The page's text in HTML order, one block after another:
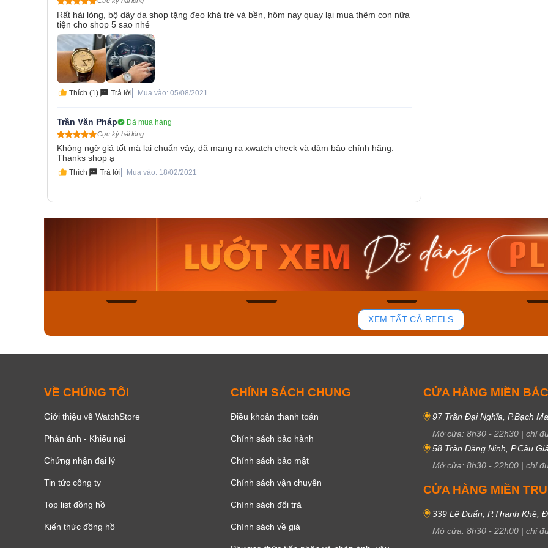
Rất hài lòng, bộ dây da shop tặng đeo khá trẻ và bền, hôm nay quay lại mua thêm con nữa
tiện cho shop 5 sao nhé
Thích (1) Trả lời Mua vào: 05/08/2021
Trần Văn Pháp Đã mua hàng
Cực kỳ hài lòng
Không ngờ giá tốt mà lại chuẩn vậy, đã mang ra xwatch check và đảm bảo chính hãng.
Thanks shop ạ
Thích Trả lời Mua vào: 18/02/2021
Casio Nam MTS-
115D-1AVDF
2.823.000₫
2.399.550₫
Mua ngay
37
Casio Nam MTS-
RS100L-1AVDF
4.276.000₫
3.634.600₫
Casio
230EL-
Mua
XEM TẤT CẢ REELS
VỀ CHÚNG TÔI
Giới thiệu về WatchStore
Phản ánh - Khiếu nại
Chứng nhận đại lý
Tin tức công ty
Top list đồng hồ
Kiến thức đồng hồ
CHÍNH SÁCH CHUNG
Điều khoản thanh toán
Chính sách bảo hành
Chính sách bảo mật
Chính sách vận chuyển
Chính sách đổi trả
Chính sách về giá
CỬA HÀNG MIỀN BẮC
97 Trần Đại Nghĩa, P.Bạch
Mở cửa: 8h30 - 22h30 | chỉ
58 Trần Đăng Ninh, P.Cầu
Mở cửa: 8h30 - 22h00 | chỉ
CỬA HÀNG MIỀN
339 Lê Duẩn, P.Thanh Khê,
Mở cửa: 8h30 - 22h00 | chỉ